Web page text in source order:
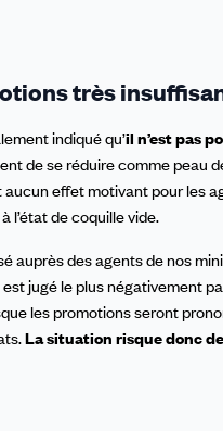
très
indiqué qu’il n’est pas
de se réduire comme peau
aucun effet motivant pour les
l’état de coquille vide.
auprès des agents de nos
jugé le plus négativement
les promotions seront
La situation risque donc